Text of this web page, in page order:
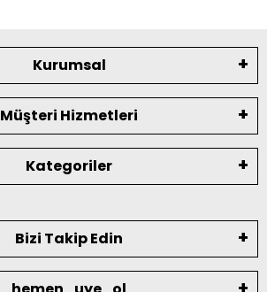
Kurumsal
Müşteri Hizmetleri
Kategoriler
Bizi Takip Edin